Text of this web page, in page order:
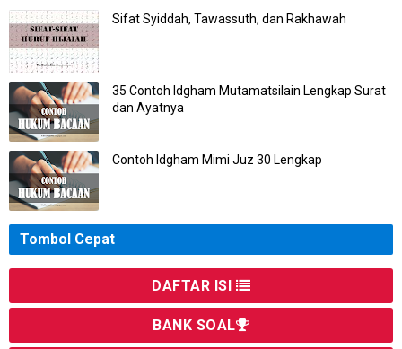
Sifat Syiddah, Tawassuth, dan Rakhawah
35 Contoh Idgham Mutamatsilain Lengkap Surat
dan Ayatnya
Contoh Idgham Mimi Juz 30 Lengkap
Tombol Cepat
DAFTAR ISI
BANK SOAL